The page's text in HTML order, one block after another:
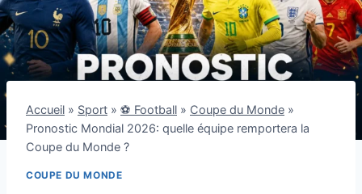
Accueil » Sport » ⚽ Football » Coupe du Monde »
Pronostic Mondial 2026: quelle équipe remportera la
Coupe du Monde ?
COUPE DU MONDE